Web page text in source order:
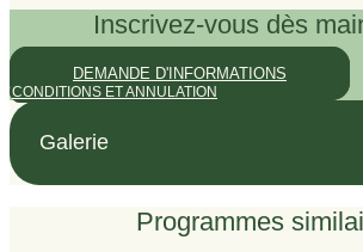
Inscrivez-vous dès
DEMANDE D'INFORMATIONS
CONDITIONS ET ANNULATION
Galerie
Programmes